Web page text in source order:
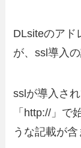
DLsiteのアド
が、ssl導入の
sslが導入さ
「http://」で
うな記載が含